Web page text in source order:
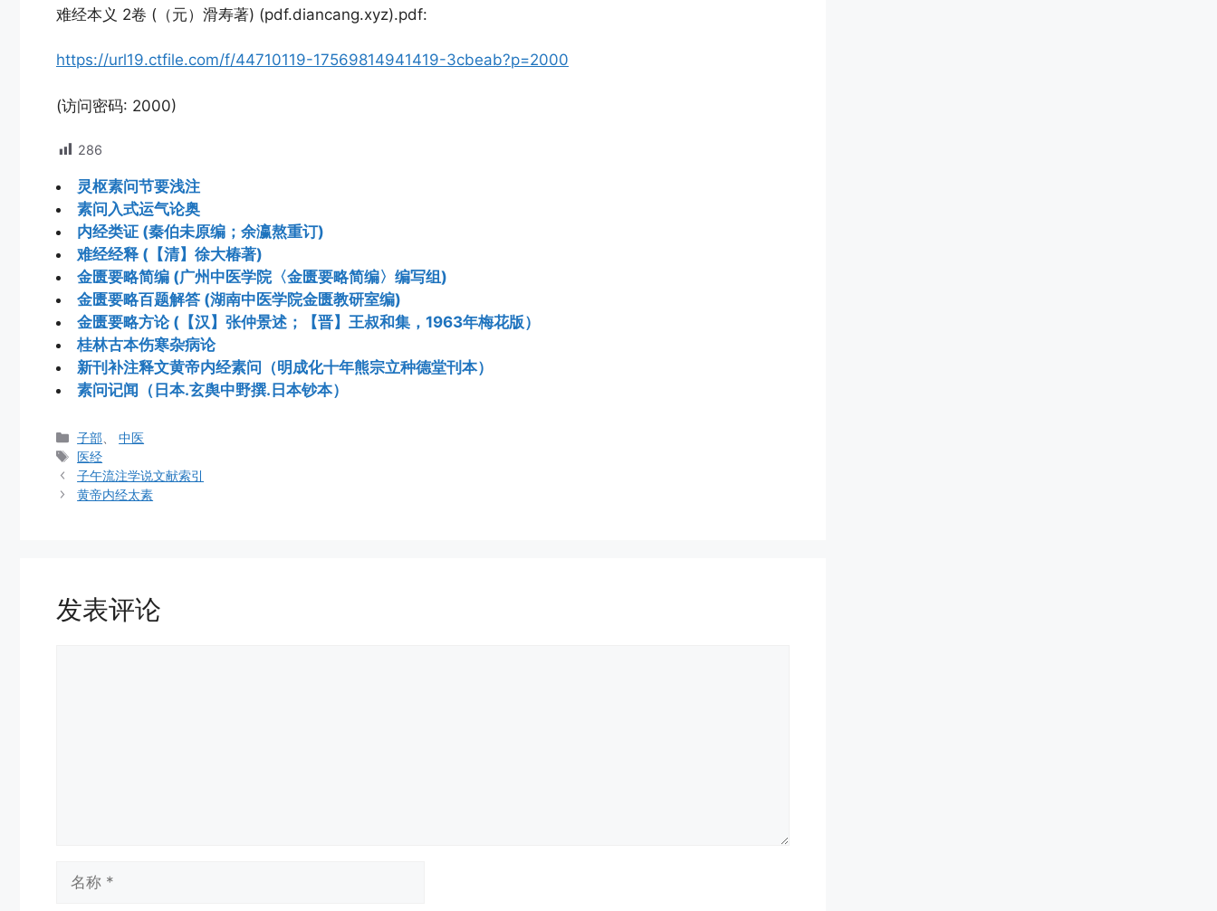
难经本义 2卷 (（元）滑寿著) (pdf.diancang.xyz).pdf:
https://url19.ctfile.com/f/44710119-17569814941419-3cbeab?p=2000
(访问密码: 2000)
286
灵枢素问节要浅注
素问入式运气论奥
内经类证 (秦伯未原编；余瀛熬重订)
难经经释 (【清】徐大椿著)
金匮要略简编 (广州中医学院〈金匮要略简编〉编写组)
金匮要略百题解答 (湖南中医学院金匮教研室编)
金匮要略方论 (【汉】张仲景述；【晋】王叔和集，1963年梅花版）
桂林古本伤寒杂病论
新刊补注释文黄帝内经素问（明成化十年熊宗立种德堂刊本）
素问记闻（日本.玄舆中野撰.日本钞本）
分
类
子部 、中医
标
签
医经
子午流注学说文献索引
黄帝内经太素
发表评论